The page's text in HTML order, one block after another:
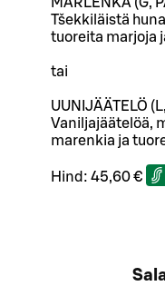
Tšekkiläistä
tuoreita marjoja
tai
UUNIJÄÄTELÖ
Vaniljajäätelöä,
marenkia ja
Hind: 45,60 €